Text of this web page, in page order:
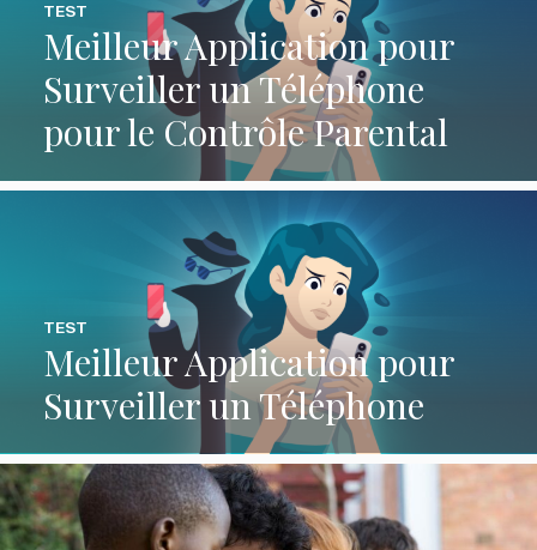
Meilleur Application pour
Surveiller un Téléphone
pour le Contrôle Parental
TEST
Meilleur Application pour
Surveiller un Téléphone
TEST